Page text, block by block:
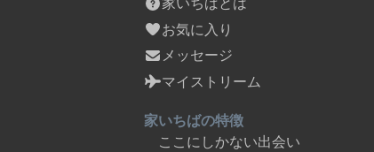
お気に入り
メッセージ
マイストリーム
家いちばの特徴
ここにしかない出会い